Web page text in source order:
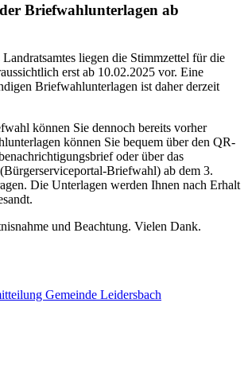
Briefwahlunterlagen ab
liegen die Stimmzettel für die
erst ab 10.02.2025 vor. Eine
Briefwahlunterlagen ist daher derzeit
können Sie dennoch bereits vorher
können Sie bequem über den QR-
oder über das
Briefwahl) ab dem 3.
Die Unterlagen werden Ihnen nach Erhalt
und Beachtung. Vielen Dank.
Gemeinde Leidersbach